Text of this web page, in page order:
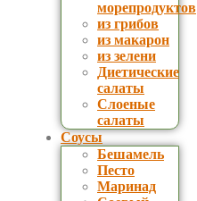
морепродуктов
из грибов
из макарон
из зелени
Диетические
салаты
Слоеные
салаты
Соусы
Бешамель
Песто
Маринад